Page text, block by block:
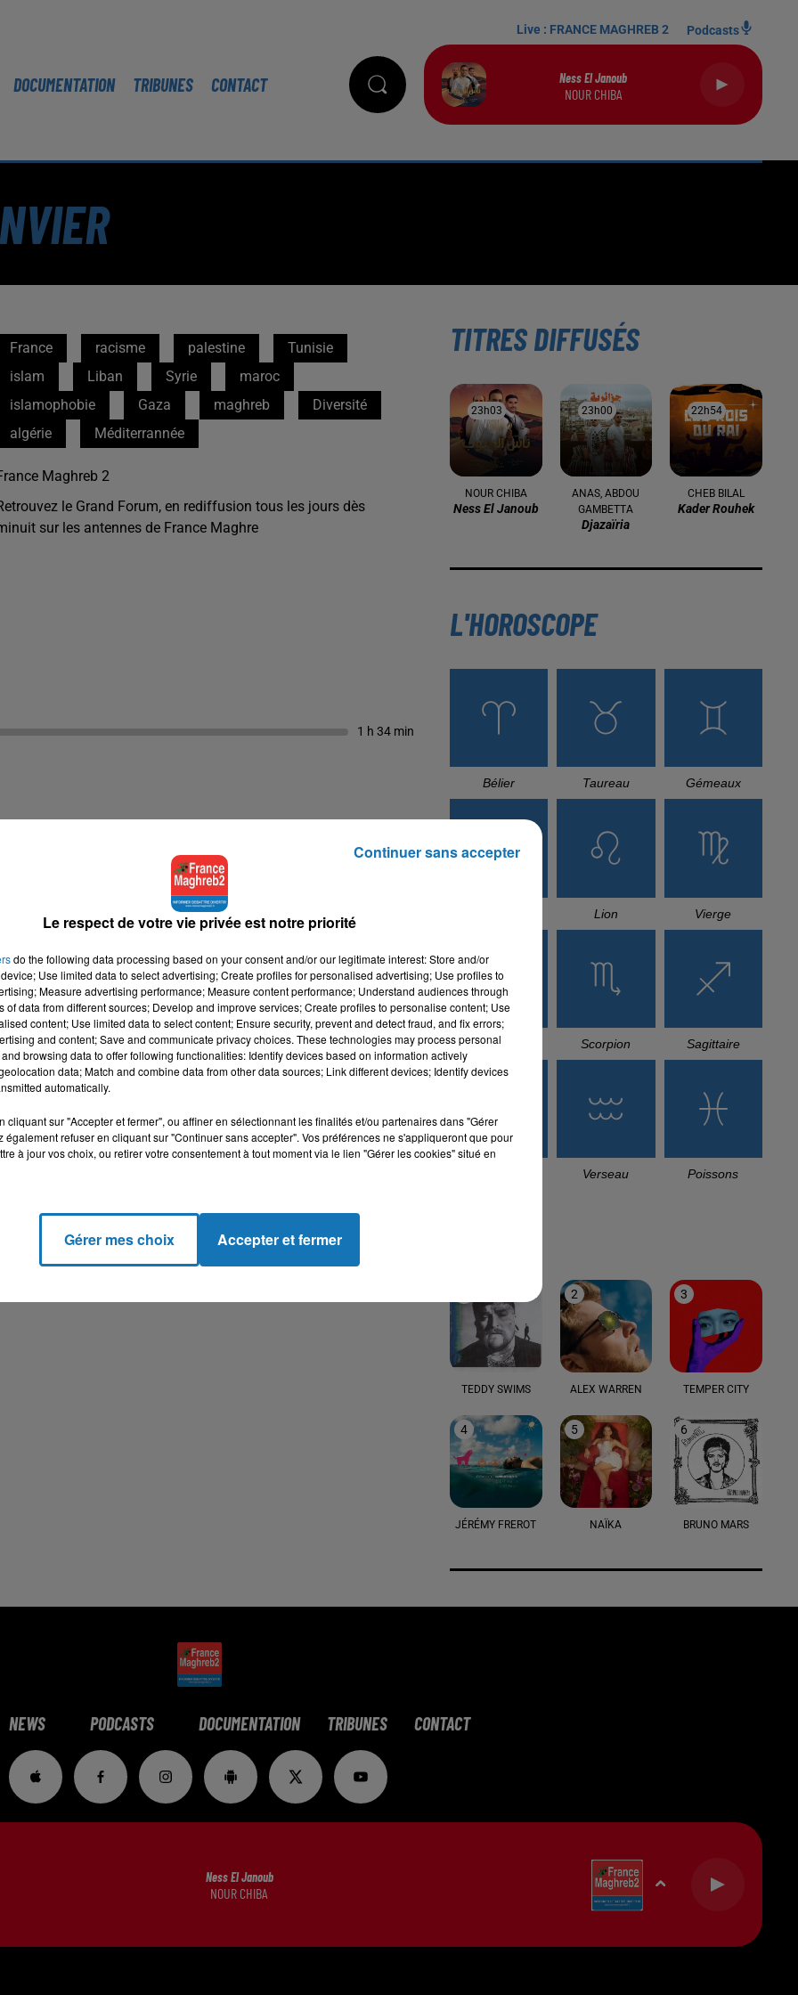
DOCUMENTATION TRIBUNES CONTACT
Live : FRANCE MAGHREB 2 Podcasts
Ness El Janoub
NOUR CHIBA
France racisme palestine
Tunisie
islam
Liban Syrie
maroc
islamophobie
Gaza maghreb
Diversité
algérie
Méditerrannée
Maghreb 2
le Grand Forum, en rediffusion tous les jours dès
sur les antennes de France Maghre
1 h 34 min
sur les antennes de France Maghreb 2,
pour plus d'informations.
TITRES DIFFUSÉS
23h03
23h03
NOUR CHIBA
Ness El Janoub
23h00
23h00
ANAS, ABDOU
GAMBETTA
Djazaïria
22h54
22h54
CHEB BILAL
Kader Rouhek
L'HOROSCOPE
Bélier Taureau Gémeaux
Lion Vierge
Balance Scorpion Sagittaire
Verseau Poissons
TEDDY SWIMS
2
ALEX WARREN
3
TEMPER CITY
4
JÉRÉMY FREROT
5
NAÏKA
6
BRUNO MARS
NEWS PODCASTS DOCUMENTATION TRIBUNES CONTACT
Ness El Janoub
NOUR CHIBA
Le respect de votre vie privée est notre priorité
do the following data processing based on your consent and/or our legitimate interest: Store and/or
Use limited data to select advertising; Create profiles for personalised advertising; Use profiles to
Measure advertising performance; Measure content performance; Understand audiences through
of data from different sources; Develop and improve services; Create profiles to personalise content; Use
content; Use limited data to select content; Ensure security, prevent and detect fraud, and fix errors;
and content; Save and communicate privacy choices. These technologies may process personal
browsing data to offer following functionalities: Identify devices based on information actively
data; Match and combine data from other data sources; Link different devices; Identify devices
automatically.
cliquant sur "Accepter et fermer", ou affiner en sélectionnant les finalités et/ou partenaires dans "Gérer
également refuser en cliquant sur "Continuer sans accepter". Vos préférences ne s'appliqueront que pour
à jour vos choix, ou retirer votre consentement à tout moment via le lien "Gérer les cookies" situé en
Gérer mes choix Accepter et fermer
Continuer sans accepter